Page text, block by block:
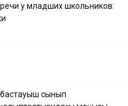
у младших школьников:
сынып